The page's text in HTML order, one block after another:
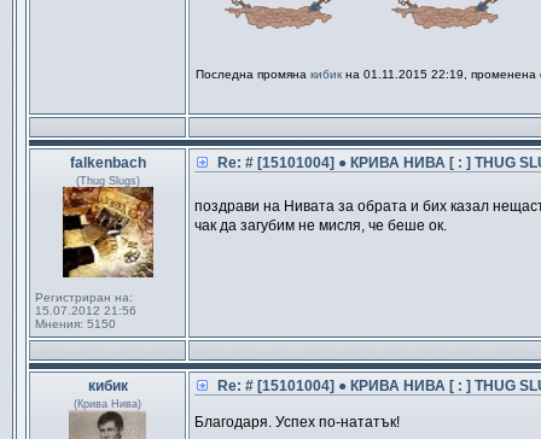
Последна промяна кибик на 01.11.2015 22:19, променена
falkenbach
(Thug Slugs)
Регистриран на:
15.07.2012 21:56
Мнения: 5150
Re: # [15101004] ● КРИВА НИВА [ : ] THUG
поздрави на Нивата за обрата и бих казал
чак да загубим не мисля, че беше ок.
кибик
(Крива Нива)
Re: # [15101004] ● КРИВА НИВА [ : ] THUG
Благодаря. Успех по-нататък!